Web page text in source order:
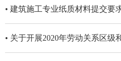
• 建筑施工专业纸质材料提交要
• 关于开展2020年劳动关系区级